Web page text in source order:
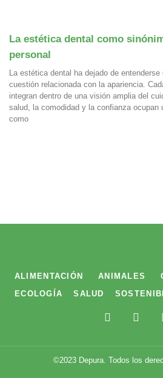
La estética dental como
personal
La estética dental ha dejado de
cuestión relacionada con la apariencia.
integran dentro de una visión amplia del
salud, la comodidad y la confianza ocupan
como
ALIMENTACIÓN ANIMALES
ECOLOGÍA
SALUD
F
e
b
T
t
t
©2023 Depura. Todos los